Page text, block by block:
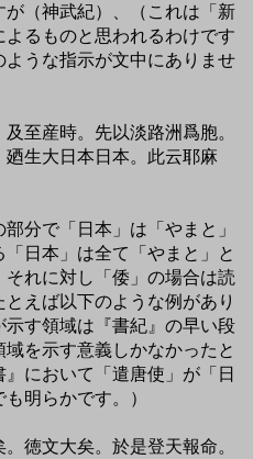
（神武紀）、（これは「新
るものと思われるわけです
うな指示が文中にありませ
至産時。先以淡路洲爲胞。
生大日本日本。此云耶麻
分で「日本」は「やまと」
日本」は全て「やまと」と
れに対し「倭」の場合は読
えば以下のような例があり
す領域は『書紀』の早い段
を示す意義しかなかったと
において「遣唐使」が「日
明らかです。）
徳文大矣。於是登天報命。